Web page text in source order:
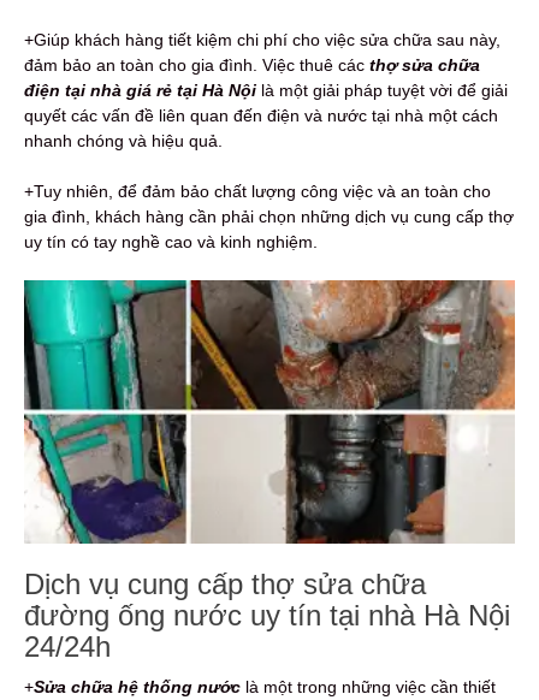
+Giúp khách hàng tiết kiệm chi phí cho việc sửa chữa sau này,
đảm bảo an toàn cho gia đình. Việc thuê các thợ sửa chữa
điện tại nhà giá rẻ tại Hà Nội là một giải pháp tuyệt vời để giải
quyết các vấn đề liên quan đến điện và nước tại nhà một cách
nhanh chóng và hiệu quả.
+Tuy nhiên, để đảm bảo chất lượng công việc và an toàn cho
gia đình, khách hàng cần phải chọn những dịch vụ cung cấp thợ
uy tín có tay nghề cao và kinh nghiệm.
Dịch vụ cung cấp thợ sửa chữa
đường ống nước uy tín tại nhà Hà Nội
24/24h
+Sửa chữa hệ thống nước là một trong những việc cần thiết